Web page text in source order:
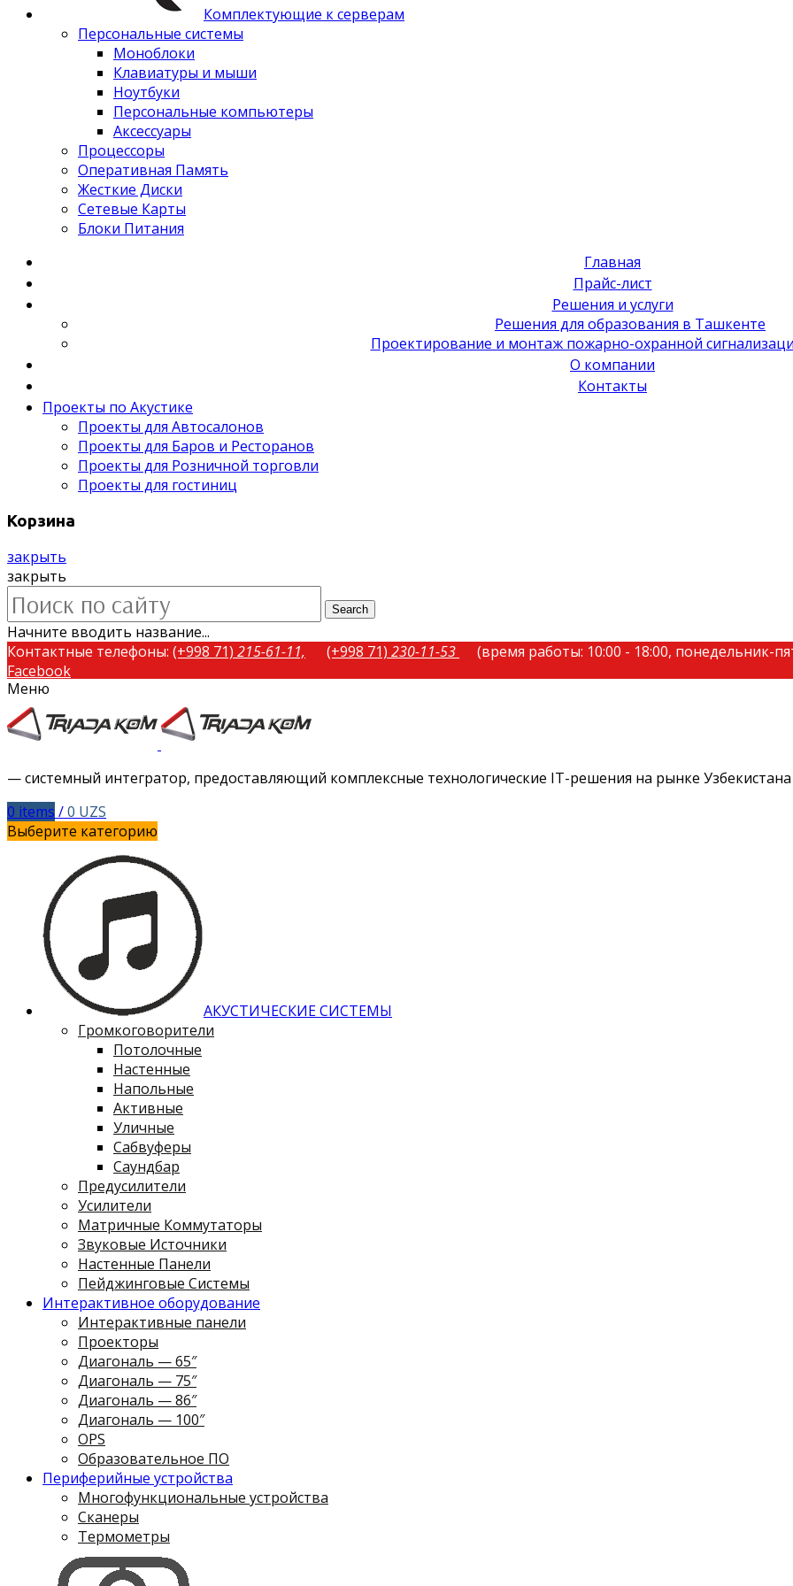
Комплектующие к серверам
Персональные системы
Моноблоки
Клавиатуры и мыши
Ноутбуки
Персональные компьютеры
Аксессуары
Процессоры
Оперативная Память
Жесткие Диски
Сетевые Карты
Блоки Питания
Главная
Прайс-лист
Решения и услуги
Решения для образования в Ташкенте
Проектирование и монтаж пожарно-охранной
О компании
Контакты
Проекты по Акустике
Проекты для Автосалонов
Проекты для Баров и Ресторанов
Проекты для Розничной торговли
Проекты для гостиниц
Корзина
закрыть
закрыть
Search
Начните вводить название...
Контактные телефоны: (+998 71) 215-61-11, (+998 71) 230-11-53
(время работы: 10:00 - 18:00, понедельник-
Facebook
Twitter
Instagram
Vimeo
Меню
— системный интегратор, предоставляющий комплексные технологические IT-решения на рынке Узбекистана
0 items /0 UZS
Выберите категорию
АКУСТИЧЕСКИЕ СИСТЕМЫ
Громкоговорители
Потолочные
Настенные
Напольные
Активные
Уличные
Сабвуферы
Саундбар
Предусилители
Усилители
Матричные Коммутаторы
Звуковые Источники
Настенные Панели
Пейджинговые Системы
Интерактивное оборудование
Интерактивные панели
Проекторы
Диагональ — 65″
Диагональ — 75″
Диагональ — 86″
Диагональ — 100″
OPS
Образовательное ПО
Периферийные устройства
Многофункциональные устройства
Сканеры
Термометры